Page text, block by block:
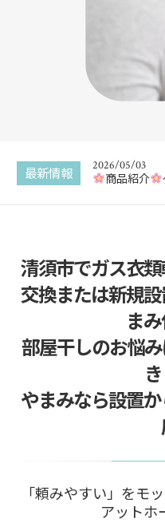
最新情報
2025/12/22
給湯器の追
2026/05/03
商品紹介
2025/12/29
給湯器交換は
2025/12/22
給湯器の追
2026/05/17
新商品 カス
清須市でガス衣
交換または新規
ま
部屋干しのお悩
やまみなら設置
「頼みやすい」をモ
アットホ